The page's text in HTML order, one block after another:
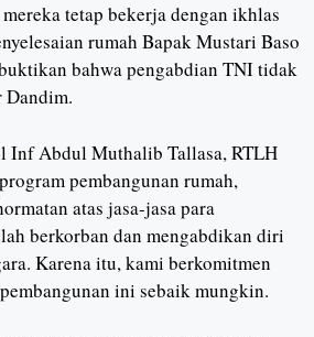
tetap bekerja dengan ikhlas
rumah Bapak Mustari Baso
bahwa pengabdian TNI tidak
Dandim.
Inf Abdul Muthalib Tallasa, RTLH
pembangunan rumah,
atas jasa-jasa para
berkorban dan mengabdikan diri
Karena itu, kami berkomitmen
ini sebaik mungkin.